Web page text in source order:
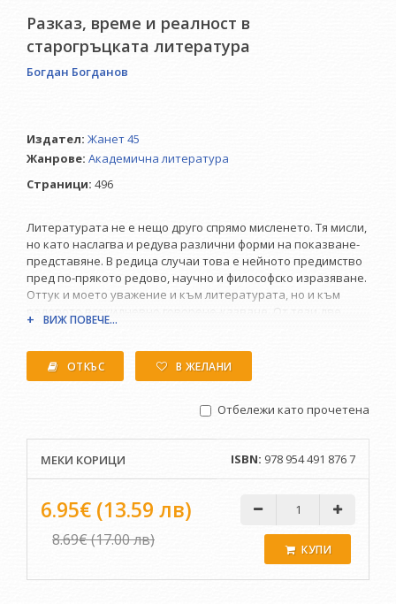
Разказ, време и реалност в
старогръцката литература
Богдан Богданов
Издател: Жанет 45
Жанрове: Академична литература
Страници: 496
Литературата не е нещо друго спрямо мисленето. Тя мисли,
но като наслагва и редува различни форми на показване-
представяне. В редица случаи това е нейното предимство
пред по-прякото редово, научно и философско изразяване.
Оттук и моето уважение и към литературата, но и към
редовото всекидневно говорене-казване. От тези две
уважения следва и особената умерена реч в тази книга,
основния предмет на разказа, като се ограничих до
неговите две проявления - на сюжетен разказ и
внимание поради т.нар. диатрибна реч, която ми
всекидневното говорене не търпи прекалените
различавания, а предпочита да сравнява и оприличава и
да трупа синонимни названия, без да уточнява техните
значения. Богдан Богданов Професор Богдан Богданов е
класически филолог и дългогодишен преподавател по
история на старогръцката култура и литература в
Софийския университет «Св. Климент Охридски“. Основател
е на Нов български университет и първи председател на
ВИЖ ПОВЕЧЕ...
ОТКЪС В ЖЕЛАНИ
Отбележи като прочетена
МЕКИ КОРИЦИ ISBN: 978 954 491 876 7
6.95€ (13.59 лв)
8.69€ (17.00 лв)
КУПИ